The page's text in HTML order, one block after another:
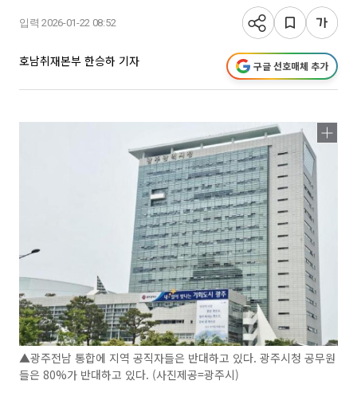
입력 2026-01-22 08:52
호남취재본부 한승하 기자 구글 선호매체 추가
▲광주전남 통합에 지역 공직자들은 반대하고 있다. 광주시청 공무원
들은 80%가 반대하고 있다. (사진제공=광주시)